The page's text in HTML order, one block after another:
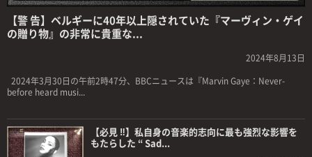
【警 告】ベルギーに40年以上隠されていた『マーヴィン・ゲイ
の贈り物』の非常に貴重な...
2024年8月13日
2024年3月30日の午前2時47分、BBCニュースは『Marvin Gaye：Never-
before heard musi...
【必見 ‼】私自身の音楽的志向に最も強烈な影響を
もたらした “ Sad...